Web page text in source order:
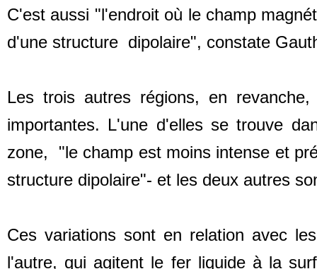
C'est aussi "l'endroit où le champ
d'une structure dipolaire", constate
Les trois autres régions, en
importantes. L'une d'elles se trouve
zone, "le champ est moins intense et
structure dipolaire"- et les deux autres
Ces variations sont en relation avec
l'autre, qui agitent le fer liquide à la